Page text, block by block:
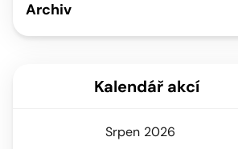
Archiv
Kalendář akcí
Srpen